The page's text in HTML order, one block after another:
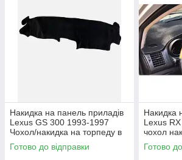
4.Усуває відблиски від сонця і зустрічного
що покращує видимість об'єктів на
запобігаючи ДТП.
5.Необхідний для тих, хто носить
Зупиняє потік гарячого повітря в обличчя
краще захистити ніж міняти.
7.Додає салону естетичний вигляд,
автомобіля.
8.Відмінний подарунок для будь-якого
Накидка на панель приладів
Lexus GS 300 1993-1997
Чохол/накидка на торпеду в
авто Лексус
Готово до відправки
Накидка
Lexus
чохол
авто від
Готово